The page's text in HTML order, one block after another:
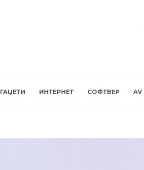
ГАЏЕТИ ИНТЕРНЕТ СОФТВЕР AV